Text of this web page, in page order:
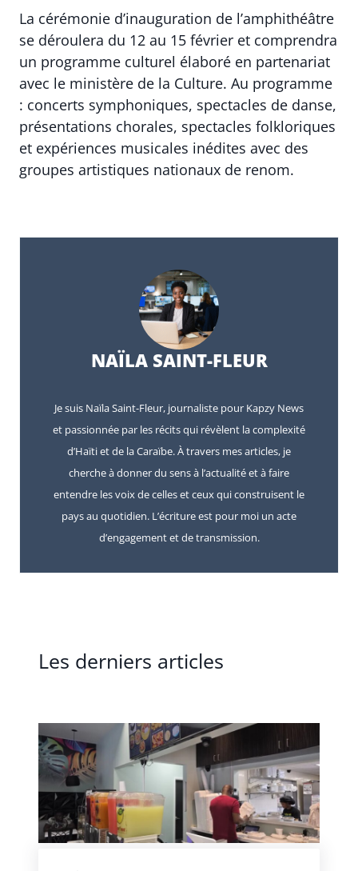
La cérémonie d’inauguration de l’amphithéâtre
se déroulera du 12 au 15 février et comprendra
un programme culturel élaboré en partenariat
avec le ministère de la Culture. Au programme
: concerts symphoniques, spectacles de danse,
présentations chorales, spectacles folkloriques
et expériences musicales inédites avec des
groupes artistiques nationaux de renom.
NAÏLA SAINT-FLEUR
Je suis Naïla Saint-Fleur, journaliste pour Kapzy News
et passionnée par les récits qui révèlent la complexité
d’Haïti et de la Caraïbe. À travers mes articles, je
cherche à donner du sens à l’actualité et à faire
entendre les voix de celles et ceux qui construisent le
pays au quotidien. L’écriture est pour moi un acte
d’engagement et de transmission.
Les derniers articles